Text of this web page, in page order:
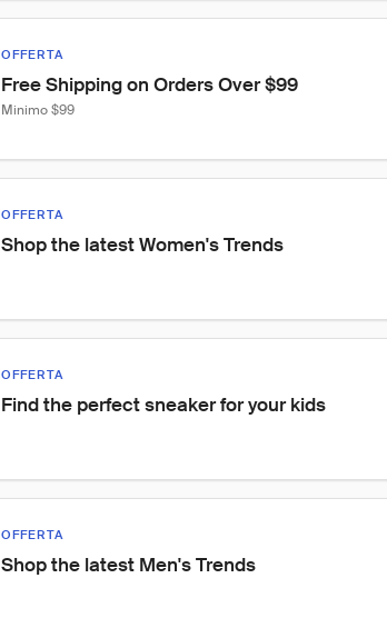
OFFERTA
Free Shipping on Orders Over $99
Minimo $99
OFFERTA
Shop the latest Women's Trends
OFFERTA
Find the perfect sneaker for your kids
OFFERTA
Shop the latest Men's Trends